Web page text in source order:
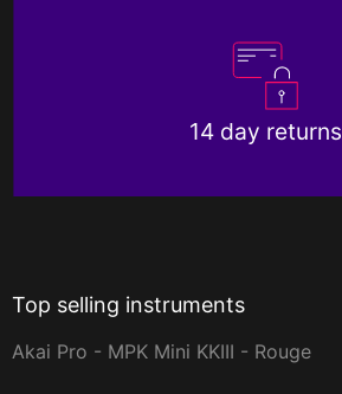
14 day returns
Top selling instruments
Akai Pro - MPK Mini KKIII - Rouge